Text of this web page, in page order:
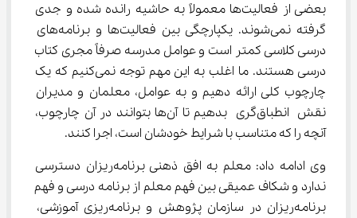
بعضی از فعالیت‌ها معمولاً به حاشیه رانده شده و جدی
گرفته نمی‌شوند. یکپارچگی بین فعالیت‌ها و برنامه‌های
درسی کلاسی کمتر است و عوامل مدرسه صرفاً مجری کتاب
درسی هستند. ما اغلب به این مهم توجه نمی‌کنیم که یک
چارچوب کلی ارائه دهیم و به عوامل، معلمان و مدیران
نقش انطباق‌گری بدهیم تا آن‌ها بتوانند در آن چارچوب،
آنچه را که متناسب با شرایط خودشان است، اجرا کنند.
وی ادامه داد: معلم به افق ذهنی برنامه‌ریزان دسترسی
ندارد و شکاف عمیقی بین فهم معلم از برنامه درسی و فهم
برنامه‌ریزان در سازمان پژوهش و برنامه‌ریزی آموزشی،